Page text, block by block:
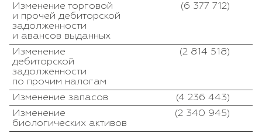
Изменение торговой
и прочей дебиторской
задолженности
и авансов выданных
(6 377 712)
Изменение
дебиторской
задолженности
по прочим налогам
(2 814 518)
Изменение запасов
(4 236 443)
Изменение
биологических активов
(2 340 945)